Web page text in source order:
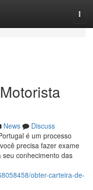
News
Discuss
é um processo
precisa fazer exame
conhecimento das
obter-carteira-de-